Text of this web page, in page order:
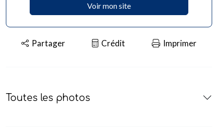
Voir mon site
Partager Crédit Imprimer
Toutes les photos